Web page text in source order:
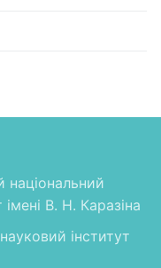
національний
імені В. Н. Каразіна
інститут